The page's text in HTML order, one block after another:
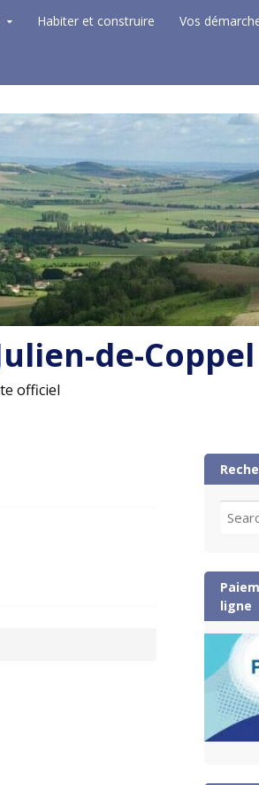
Habiter et construire Vos
de-Coppel
officiel
for:
ligne